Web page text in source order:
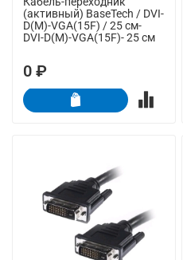
(активный) BaseTech / DVI-
D(M)-VGA(15F) / 25 см-
DVI-D(M)-VGA(15F)- 25 см
0 ₽